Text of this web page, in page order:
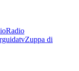
Radio
Zuppa di